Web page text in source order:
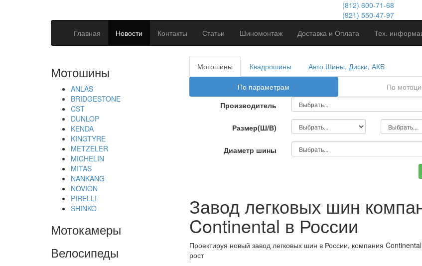
(812) 600-71-68
(921) 550-47-97
Главная Новости Контакты Статьи Шиномонтаж Доставка и Оплата Тех.
Мотошины
ANLAS
BRIDGESTONE
CST
DUNLOP
KENDA
KINGTYRE
METZELER
MICHELIN
MITAS
NANKANG
NOVION
PIRELLI
SHINKO
Мотокамеры
Велосипеды
Мотошины Квадрошины Авто Шины, Диски, АКБ
По параметрам
По
Производитель
Размер(Ш/В)
Диаметр шины
Завод легковых шин
Continental в России
Проектируя новый завод легковых шин в России, компания Continental
рост